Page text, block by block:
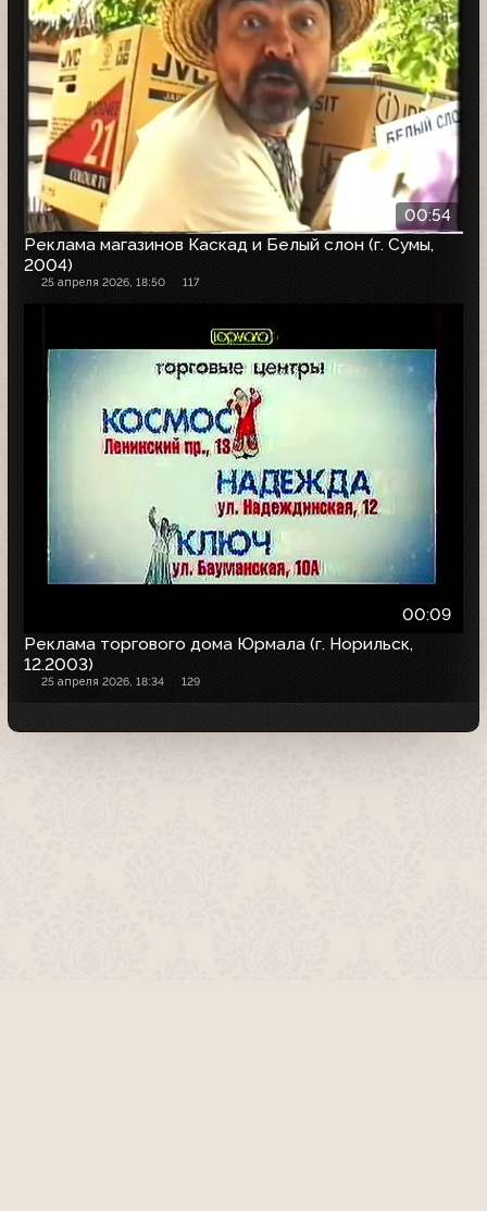
00:54
Реклама магазинов Каскад и Белый слон (г. Сумы,
2004)
25 апреля 2026, 18:50 117
00:09
Реклама торгового дома Юрмала (г. Норильск,
12.2003)
25 апреля 2026, 18:34 129